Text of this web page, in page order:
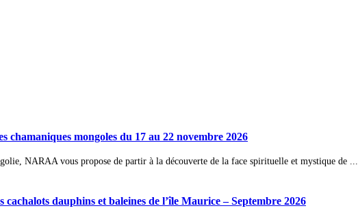
chamaniques mongoles du 17 au 22 novembre 2026
NARAA vous propose de partir à la découverte de la face spirituelle et mystique de ...
cachalots dauphins et baleines de l’île Maurice – Septembre 2026